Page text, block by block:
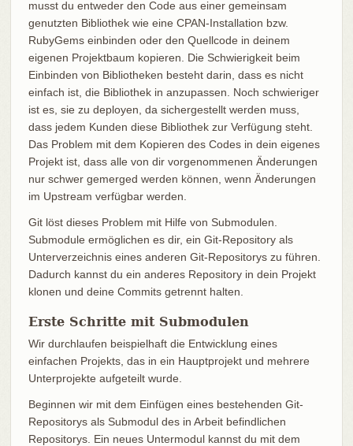
musst du entweder den Code aus einer gemeinsam
genutzten Bibliothek wie eine CPAN-Installation bzw.
RubyGems einbinden oder den Quellcode in deinem
eigenen Projektbaum kopieren. Die Schwierigkeit beim
Einbinden von Bibliotheken besteht darin, dass es nicht
einfach ist, die Bibliothek in anzupassen. Noch schwieriger
ist es, sie zu deployen, da sichergestellt werden muss,
dass jedem Kunden diese Bibliothek zur Verfügung steht.
Das Problem mit dem Kopieren des Codes in dein eigenes
Projekt ist, dass alle von dir vorgenommenen Änderungen
nur schwer gemerged werden können, wenn Änderungen
im Upstream verfügbar werden.
Git löst dieses Problem mit Hilfe von Submodulen.
Submodule ermöglichen es dir, ein Git-Repository als
Unterverzeichnis eines anderen Git-Repositorys zu führen.
Dadurch kannst du ein anderes Repository in dein Projekt
klonen und deine Commits getrennt halten.
Erste Schritte mit Submodulen
Wir durchlaufen beispielhaft die Entwicklung eines
einfachen Projekts, das in ein Hauptprojekt und mehrere
Unterprojekte aufgeteilt wurde.
Beginnen wir mit dem Einfügen eines bestehenden Git-
Repositorys als Submodul des in Arbeit befindlichen
Repositorys. Ein neues Untermodul kannst du mit dem